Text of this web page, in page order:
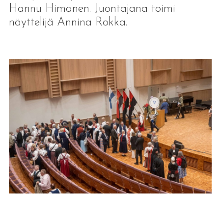
Hannu Himanen. Juontajana toimi
näyttelijä Annina Rokka.